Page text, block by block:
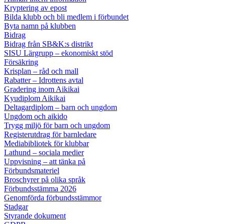
Kryptering av epost
Bilda klubb och bli medlem i förbundet
Byta namn på klubben
Bidrag
Bidrag från SB&K:s distrikt
SISU Lärgrupp – ekonomiskt stöd
Försäkring
Krisplan – råd och mall
Rabatter – Idrottens avtal
Gradering inom Aikikai
Kyudiplom Aikikai
Deltagardiplom – barn och ungdom
Ungdom och aikido
Trygg miljö för barn och ungdom
Registerutdrag för barnledare
Mediabibliotek för klubbar
Lathund – sociala medier
Uppvisning – att tänka på
Förbundsmateriel
Broschyrer på olika språk
Förbundsstämma 2026
Genomförda förbundsstämmor
Stadgar
Styrande dokument